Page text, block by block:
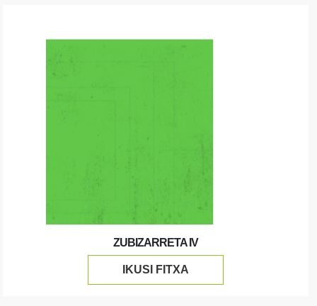
ZUBIZARRETA IV
IKUSI FITXA